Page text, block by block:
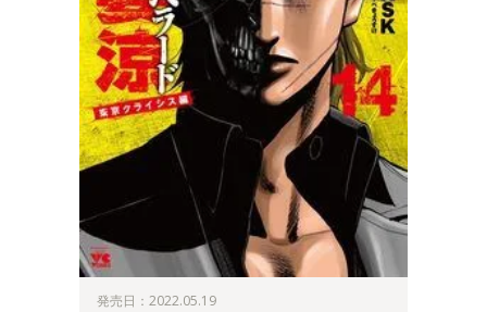
発売日：2022.05.19